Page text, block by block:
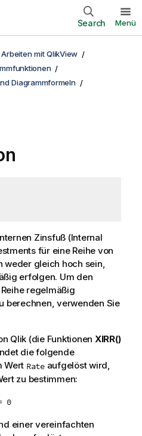
Search Menü
Arbeiten mit QlikView
Diagrammformeln
Zinsfuß (Internal
für eine Reihe von
weder gleich hoch sein,
erfolgen. Um den
regelmäßig
berechnen, verwenden Sie
Qlik (die Funktionen XIRR()
die folgende
Wert Rateaufgelöst wird,
zu bestimmen:
0
einer vereinfachten